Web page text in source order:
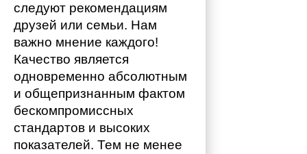
следуют рекомендациям
друзей или семьи. Нам
важно мнение каждого!
Качество является
одновременно абсолютным
и общепризнанным фактом
бескомпромиссных
стандартов и высоких
показателей. Тем не менее